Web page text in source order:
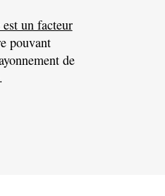
un facteur
pouvant
de